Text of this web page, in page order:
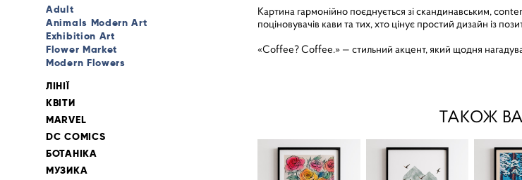
Adult
Animals Modern Art
Exhibition Art
Flower Market
Modern Flowers
ЛІНІЇ
КВІТИ
MARVEL
DC COMICS
БОТАНІКА
МУЗИКА
Картина гармонійно поєднується зі скандинавським,
поціновувачів кави та тих, хто цінує простий дизайн із
«Coffee? Coffee.» — стильний акцент, який щодня
ТАКОЖ